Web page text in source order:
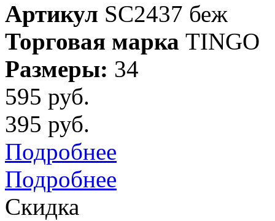
Артикул SC2437 беж
Торговая марка TINGO
Размеры: 34
595 руб.
395 руб.
Подробнее
Подробнее
Скидка